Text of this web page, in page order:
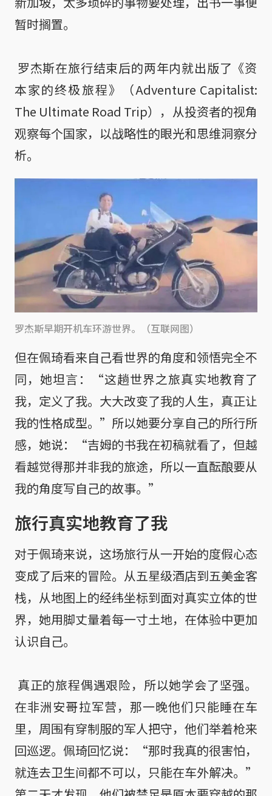
暂时搁置。
本家的终极旅程》（Adventure Capitalist:
The Ultimate Road Trip），从投资者的视角
观察每个国家，以战略性的眼光和思维洞察分
析。
罗杰斯早期开机车环游世界。（互联网图）
但在佩琦看来自己看世界的角度和领悟完全不
同，她坦言：“这趟世界之旅真实地教育了
我，定义了我。大大改变了我的人生，真正让
我的性格成型。”所以她要分享自己的所行所
感，她说：“吉姆的书我在初稿就看了，但越
看越觉得那并非我的旅途，所以一直酝酿要从
我的角度写自己的故事。”
旅行真实地教育了我
对于佩琦来说，这场旅行从一开始的度假心态
变成了后来的冒险。从五星级酒店到五美金客
栈，从地图上的经纬坐标到面对真实立体的世
界，她用脚丈量着每一寸土地，在体验中更加
认识自己。
在非洲安哥拉军营，那一晚他们只能睡在车
里，周围有穿制服的军人把守，他们举着枪来
回巡逻。佩琦回忆说：“那时我真的很害怕，
就连去卫生间都不可以，只能在车外解决。”